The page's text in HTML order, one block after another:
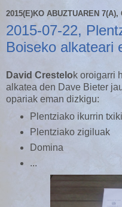
2015(E)KO ABUZTUAREN 7(A),
2015-07-22,
Boiseko alkateari
David Crestelok oroigarri
alkatea den Dave Bieter
opariak eman dizkigu:
Plentziako ikurrin
Plentziako zigiluak
Domina
...